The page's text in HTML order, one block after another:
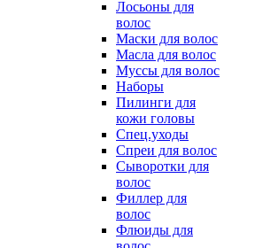
Лосьоны для
волос
Маски для волос
Масла для волос
Муссы для волос
Наборы
Пилинги для
кожи головы
Спец.уходы
Спреи для волос
Сыворотки для
волос
Филлер для
волос
Флюиды для